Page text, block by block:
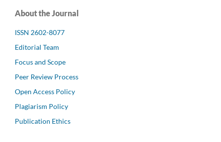
About the Journal
ISSN 2602-8077
Editorial Team
Focus and Scope
Peer Review Process
Open Access Policy
Plagiarism Policy
Publication Ethics